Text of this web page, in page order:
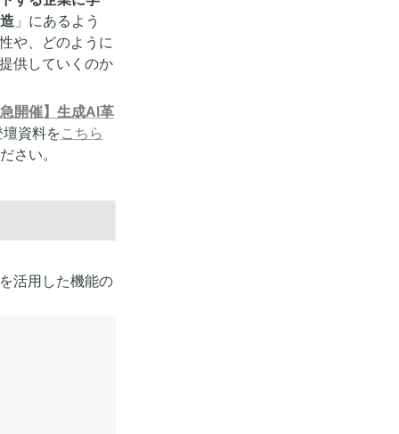
」 にあるよう
や、どのように
供していくのか
開催】生成AI革
資料をこちら
さい。
活用した機能の